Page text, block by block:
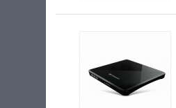
블루레이콤보